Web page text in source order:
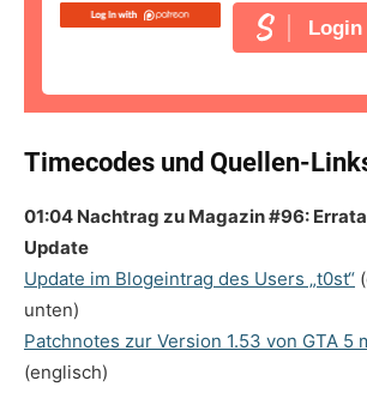
Timecodes und Quellen-
01:04 Nachtrag zu Magazin #96:
Update
Update im Blogeintrag des Users „t0st“
unten)
Patchnotes zur Version 1.53 von GTA 5
(englisch)